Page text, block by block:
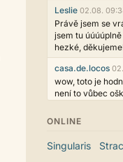
Leslie 02.08.
Právě jsem se
jsem tu
hezké,
casa.de.locos
wow, toto je
není to vůbec
Už i počet
reklama co
myslím také už v
ONLINE
Singularis